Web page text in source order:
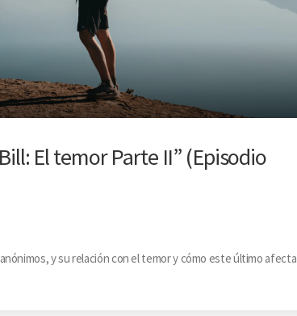
El temor Parte II” (Episodio
y su relación con el temor y cómo este último afecta